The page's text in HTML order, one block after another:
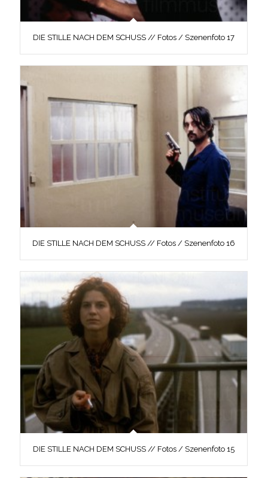
DIE STILLE NACH DEM SCHUSS // Fotos / Szenenfoto 17
DIE STILLE NACH DEM SCHUSS // Fotos / Szenenfoto 16
DIE STILLE NACH DEM SCHUSS // Fotos / Szenenfoto 15